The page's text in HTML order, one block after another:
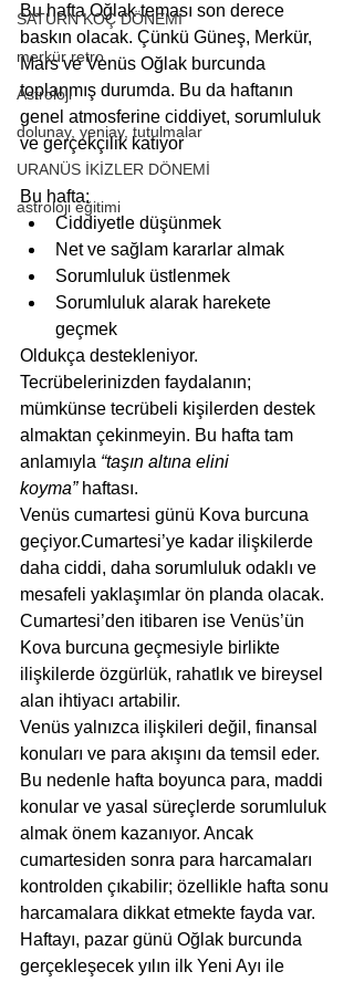
SATURN KOÇ DÖNEMİ
merkür retro
Astroloji
dolunay, yeniay, tutulmalar
URANÜS İKİZLER DÖNEMİ
astroloji eğitimi
Bu hafta Oğlak teması son derece
baskın olacak. Çünkü Güneş, Merkür,
Mars ve Venüs Oğlak burcunda
toplanmış durumda. Bu da haftanın
genel atmosferine ciddiyet, sorumluluk
ve gerçekçilik katıyor
Bu hafta:
Ciddiyetle düşünmek
Net ve sağlam kararlar almak
Sorumluluk üstlenmek
Sorumluluk alarak harekete
geçmek
Oldukça destekleniyor.
Tecrübelerinizden faydalanın;
mümkünse tecrübeli kişilerden destek
almaktan çekinmeyin. Bu hafta tam
anlamıyla “taşın altına elini
koyma” haftası.
Venüs cumartesi günü Kova burcuna
geçiyor.Cumartesi’ye kadar ilişkilerde
daha ciddi, daha sorumluluk odaklı ve
mesafeli yaklaşımlar ön planda olacak.
Cumartesi’den itibaren ise Venüs’ün
Kova burcuna geçmesiyle birlikte
ilişkilerde özgürlük, rahatlık ve bireysel
alan ihtiyacı artabilir.
Venüs yalnızca ilişkileri değil, finansal
konuları ve para akışını da temsil eder.
Bu nedenle hafta boyunca para, maddi
konular ve yasal süreçlerde sorumluluk
almak önem kazanıyor. Ancak
cumartesiden sonra para harcamaları
kontrolden çıkabilir; özellikle hafta sonu
harcamalara dikkat etmekte fayda var.
Haftayı, pazar günü Oğlak burcunda
gerçekleşecek yılın ilk Yeni Ayı ile